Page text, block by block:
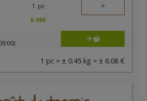
1 pc +
6.08€
1 pc = ± 0.45 kg = ± 6.08 €